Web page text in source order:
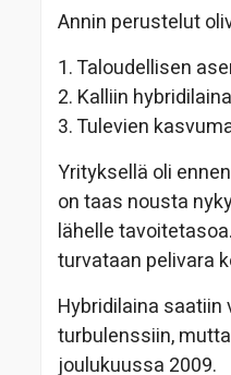
Annin perustelut
1. Taloudellisen
2. Kalliin
3. Tulevien
Yrityksellä oli
on taas nousta
lähelle
turvataan pelivara
Hybridilaina saatiin
turbulenssiin,
joulukuussa 2009.